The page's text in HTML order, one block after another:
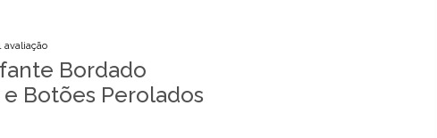
avaliação
Bordado
Botões Perolados